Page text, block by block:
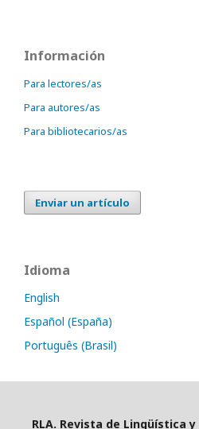
Información
Para lectores/as
Para autores/as
Para bibliotecarios/as
Enviar un artículo
Idioma
English
Español (España)
Português (Brasil)
RLA. Revista de Lingüística